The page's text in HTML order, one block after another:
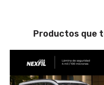
Productos que